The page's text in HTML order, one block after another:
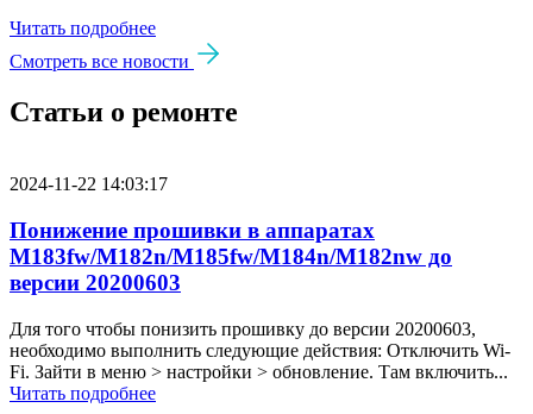
Читать подробнее
Смотреть все новости
Статьи о ремонте
2024-11-22 14:03:17
Понижение прошивки в аппаратах
M183fw/M182n/M185fw/M184n/M182nw до
версии 20200603
Для того чтобы понизить прошивку до версии 20200603,
необходимо выполнить следующие действия: Отключить Wi-
Fi. Зайти в меню > настройки > обновление. Там включить...
Читать подробнее